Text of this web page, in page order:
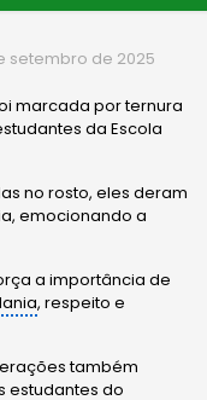
setembro de 2025
marcada por ternura
da Escola
no rosto, eles deram
emocionando a
a importância de
, respeito e
também
estudantes do